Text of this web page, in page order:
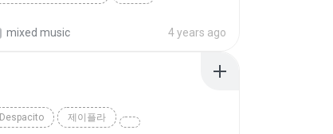
mixed music 4 years ago
Despacito 제이플라